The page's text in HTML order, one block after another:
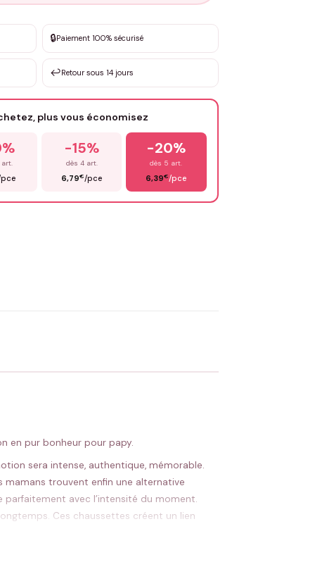
de 3 à 10€ selon la demande
🔒Paiement 100% sécurisé
↩️Retour sous 14 jours
plus vous économisez
art.
-15%
dès 4 art.
6,79€/pce
-20%
dès 5 art.
6,39€/pce
en pur bonheur pour papy.
sera intense, authentique, mémorable.
mamans trouvent enfin une alternative
avec l’intensité du moment.
Ces chaussettes créent un lien